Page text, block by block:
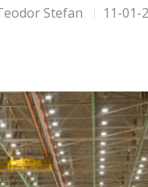
Stefan 11-01-